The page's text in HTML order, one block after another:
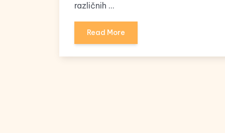
različnih …
Read More